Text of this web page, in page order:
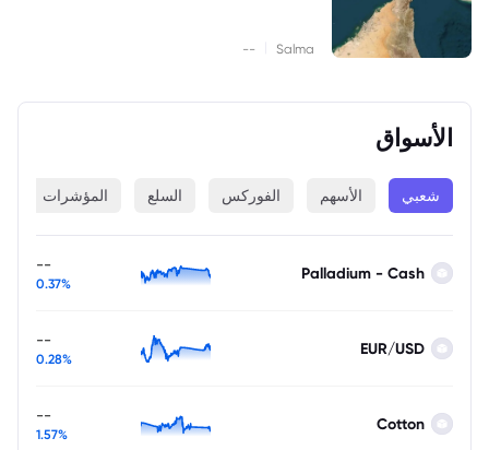
Salma
--
الأسواق
شعبي الأسهم الفوركس السلع المؤشرات
Palladium - Cash
--
0.37%
EUR/USD
--
0.28%
Cotton
--
1.57%